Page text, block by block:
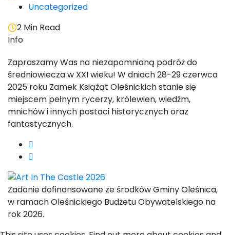
Uncategorized
2 Min Read
Info
Zapraszamy Was na niezapomnianą podróż do
średniowiecza w XXI wieku! W dniach 28-29 czerwca
2025 roku Zamek Książąt Oleśnickich stanie się
miejscem pełnym rycerzy, królewien, wiedźm,
mnichów i innych postaci historycznych oraz
fantastycznych.
Zadanie dofinansowane ze środków Gminy Oleśnica,
w ramach Oleśnickiego Budżetu Obywatelskiego na
rok 2026.